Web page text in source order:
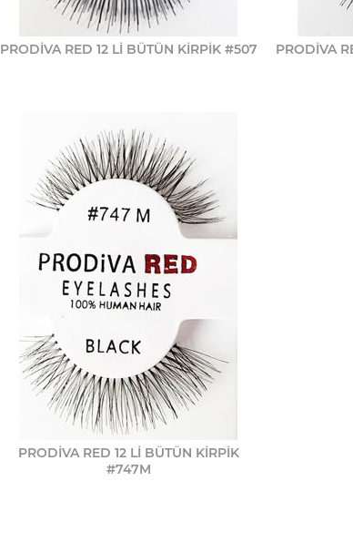
PRODİVA RED 12 Lİ BÜTÜN KİRPİK #507 PRODİVA
PRODİVA RED 12 Lİ BÜTÜN KİRPİK
#747M